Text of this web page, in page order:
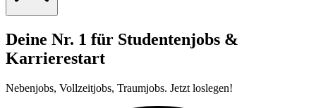
Deine Nr. 1 für Studentenjobs &
Karrierestart
Nebenjobs, Vollzeitjobs, Traumjobs. Jetzt loslegen!